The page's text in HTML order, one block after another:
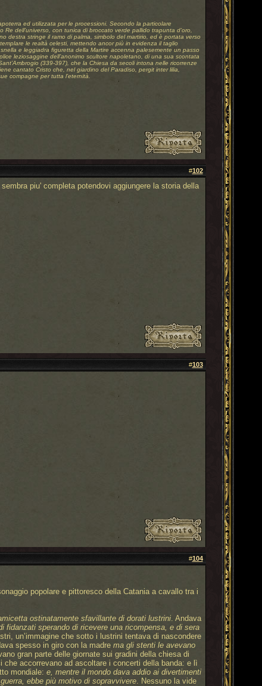
ed utilizzata per le processioni. Secondo la particolare
dell’universo, con tunica di broccato verde pallido trapunta d’oro,
destra stringe il ramo di palma, simbolo del martirio, ed è portata verso
le realtà celesti, mettendo ancor più in evidenza il taglio
e leggiadra figuretta della Martire accenna palesemente un passo
leziosaggine dell’anonimo scultore napoletano, di una sua scontata
(339-397), che la Chiesa da secoli intona nelle ricorrenze
cantato Cristo che, nel giardino del Paradiso, pergit inter lilia,
compagne per tutta l’eternità.
#102
piu' completa potendovi aggiungere la storia della
#103
#104
popolare e pittoresco della Catania a cavallo tra i
ostinatamente sfavillante di dorati lustrini. Andava
sperando di ricevere una ricompensa, e di sera
un’immagine che sotto i lustrini tentava di nascondere
spesso in giro con la madre ma gli stenti le avevano
gran parte delle giornate sui gradini della chiesa di
accorrevano ad ascoltare i concerti della banda: e lì
mondiale: e, mentre il mondo dava addio ai divertimenti
ebbe più motivo di sopravvivere. Nessuno la vide